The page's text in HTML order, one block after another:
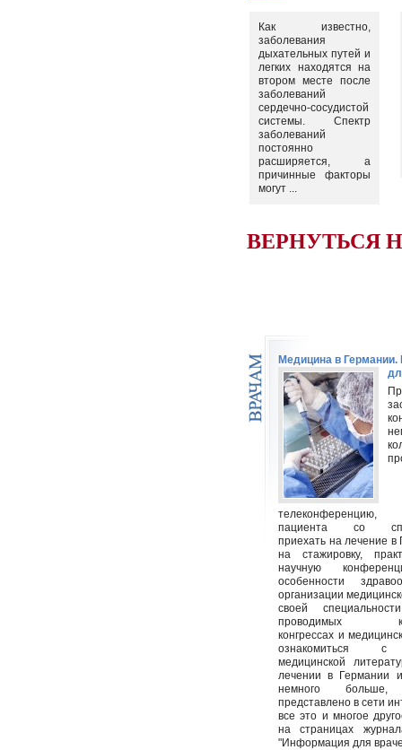
Как известно,
заболевания
дыхательных путей и
легких находятся на
втором месте после
заболеваний
сердечно-сосудистой
системы. Спектр
заболеваний
постоянно
расширяется, а
причинные факторы
могут ...
ВЕРНУТЬСЯ
Медицина в
пациента со
приехать на лечение
на стажировку,
научную
особенности
организации
своей
проводимых
конгрессах и
ознакомиться с
медицинской
лечении в Германии
немного
представлено в сети
все это и многое
на страницах
"Информация для